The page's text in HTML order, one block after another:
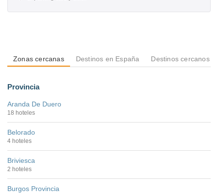
Zonas cercanas Destinos en España Destinos cercanos a
Provincia
Aranda De Duero
18 hoteles
Belorado
4 hoteles
Briviesca
2 hoteles
Burgos Provincia